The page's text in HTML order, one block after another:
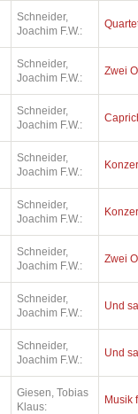
Schneider,
Joachim F.W.:
Schneider,
Joachim F.W.:
Zwei
Schneider,
Joachim F.W.:
Schneider,
Joachim F.W.:
Schneider,
Joachim F.W.:
Schneider,
Joachim F.W.:
Zwei
Schneider,
Joachim F.W.:
Und
Schneider,
Joachim F.W.:
Und
Giesen, Tobias
Klaus:
Musik